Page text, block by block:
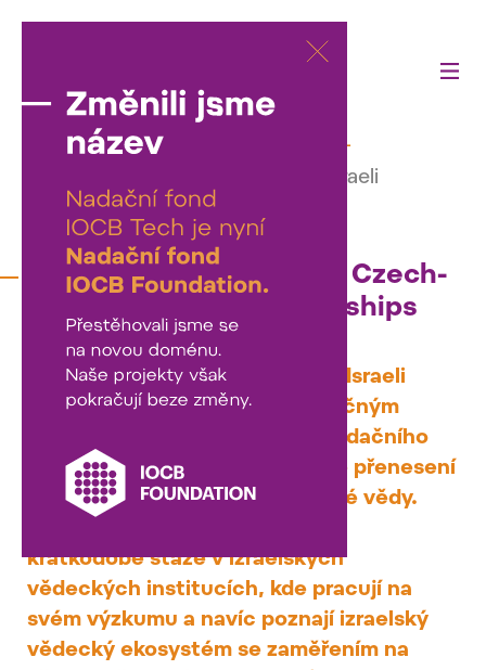
Činnost fondu
—
Studentské stipendium Czech-Israeli
Innovation Internships
Studentské stipendium Czech-
Israeli Innovation Internships
Studentské stipendium Czech-Israeli
Innovation Internships je společným
a Nadačního
fondu IOCB Tech. Jeho cílem je přenesení
zahraničních poznatků do české vědy.
krátkodobé stáže v izraelských
vědeckých institucích, kde pracují na
svém výzkumu a navíc poznají izraelský
vědecký ekosystém se zaměřením na